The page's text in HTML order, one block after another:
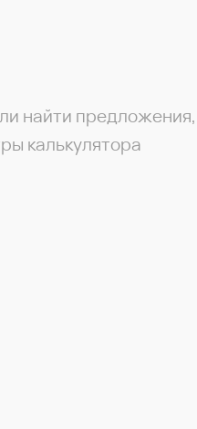
найти предложения,
калькулятора